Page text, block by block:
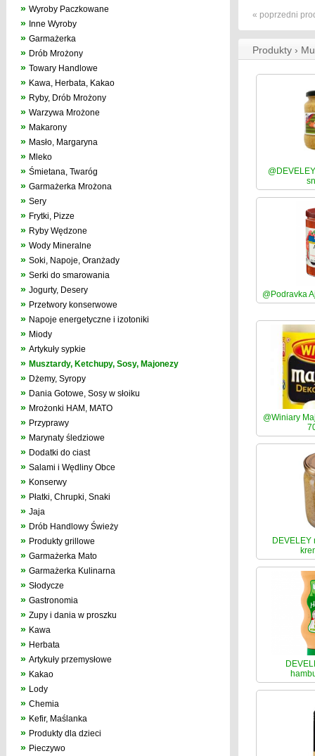
» Wyroby Paczkowane
» Inne Wyroby
» Garmażerka
» Drób Mrożony
» Towary Handlowe
» Kawa, Herbata, Kakao
» Ryby, Drób Mrożony
» Warzywa Mrożone
» Makarony
» Masło, Margaryna
» Mleko
» Śmietana, Twaróg
» Garmażerka Mrożona
» Sery
» Frytki, Pizze
» Ryby Wędzone
» Wody Mineralne
» Soki, Napoje, Oranżady
» Serki do smarowania
» Jogurty, Desery
» Przetwory konserwowe
» Napoje energetyczne i izotoniki
» Miody
» Artykuły sypkie
» Musztardy, Ketchupy, Sosy, Majonezy
» Dżemy, Syropy
» Dania Gotowe, Sosy w słoiku
» Mrożonki HAM, MATO
» Przyprawy
» Marynaty śledziowe
» Dodatki do ciast
» Salami i Wędliny Obce
» Konserwy
» Płatki, Chrupki, Snaki
» Jaja
» Drób Handlowy Świeży
» Produkty grillowe
» Garmażerka Mato
» Garmażerka Kulinarna
» Słodycze
» Gastronomia
» Zupy i dania w proszku
» Kawa
» Herbata
» Artykuły przemysłowe
» Kakao
» Lody
» Chemia
» Kefir, Maślanka
» Produkty dla dzieci
» Pieczywo
« poprzedni
Produkty ›
@Podravka
@Winiary
DEVELEY